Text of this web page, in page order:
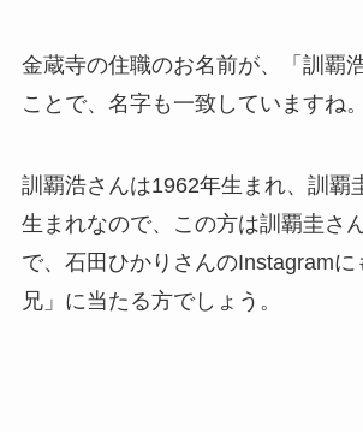
金蔵寺の住職のお名前が、「訓覇
ことで、名字も一致していますね。
訓覇浩さんは1962年生まれ、訓覇
生まれなので、この方は訓覇圭さ
で、石田ひかりさんのInstagramに
兄」に当たる方でしょう。